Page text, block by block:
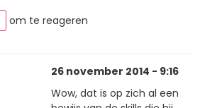
om te reageren
26 november 2014 - 9:16
Wow, dat is op zich al een